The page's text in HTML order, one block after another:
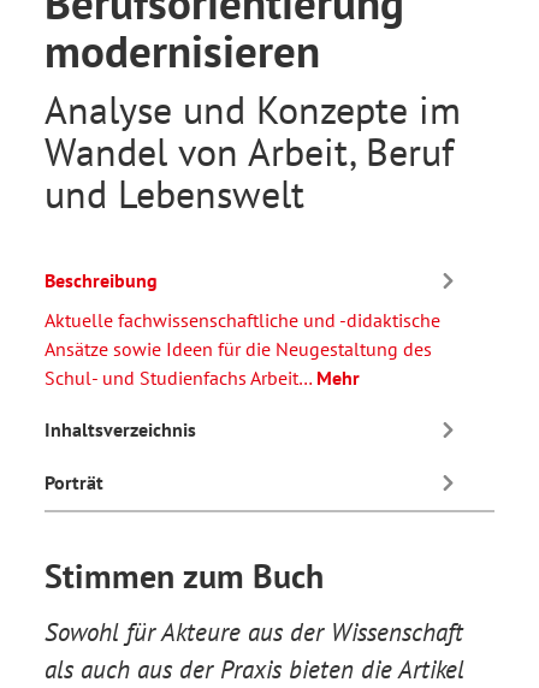
modernisieren
Analyse und Konzepte im
Wandel von Arbeit, Beruf
und Lebenswelt
Beschreibung
Aktuelle fachwissenschaftliche und -didaktische
Ansätze sowie Ideen für die Neugestaltung des
Schul- und Studienfachs Arbeit… Mehr
Inhaltsverzeichnis
Porträt
Stimmen zum Buch
Sowohl für Akteure aus der Wissenschaft
als auch aus der Praxis bieten die Artikel